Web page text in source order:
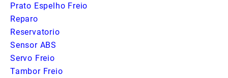
Prato Espelho Freio
Reparo
Reservatorio
Sensor ABS
Servo Freio
Tambor Freio